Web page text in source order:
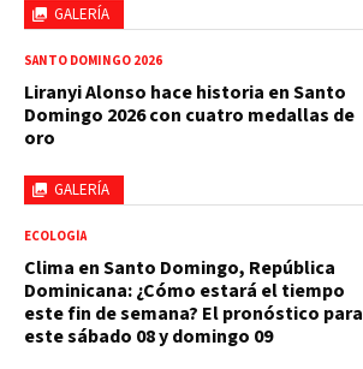
GALERÍA
GALERÍA
SANTO DOMINGO 2026
Liranyi Alonso hace historia en Santo
Domingo 2026 con cuatro medallas de
oro
ECOLOGÍA
Clima en Santo Domingo, República
Dominicana: ¿Cómo estará el tiempo
este fin de semana? El pronóstico para
este sábado 08 y domingo 09